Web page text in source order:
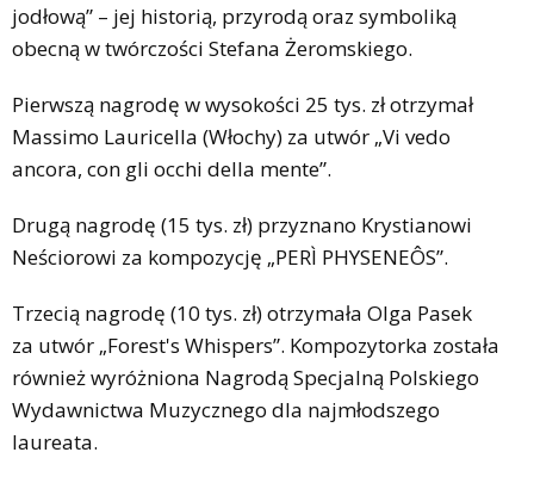
jodłową” – jej historią, przyrodą oraz symboliką
obecną w twórczości Stefana Żeromskiego.
Pierwszą nagrodę w wysokości 25 tys. zł otrzymał
Massimo Lauricella (Włochy) za utwór „Vi vedo
ancora, con gli occhi della mente”.
Drugą nagrodę (15 tys. zł) przyznano Krystianowi
Neściorowi za kompozycję „PERÌ PHYSENEÔS”.
Trzecią nagrodę (10 tys. zł) otrzymała Olga Pasek
za utwór „Forest's Whispers”. Kompozytorka została
również wyróżniona Nagrodą Specjalną Polskiego
Wydawnictwa Muzycznego dla najmłodszego
laureata.